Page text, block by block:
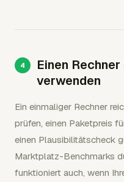
Einen
verwenden
Ein einmaliger Rechner
prüfen, einen Paketpreis
einen Plausibilitätscheck
Marktplatz-Benchmarks
funktioniert auch, wenn